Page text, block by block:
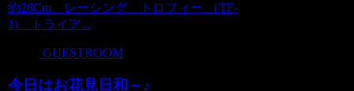
約28Cm レーシング トロフィー （TF-
1) トライア...
GUESTROOM
今日はお花見日和～♪